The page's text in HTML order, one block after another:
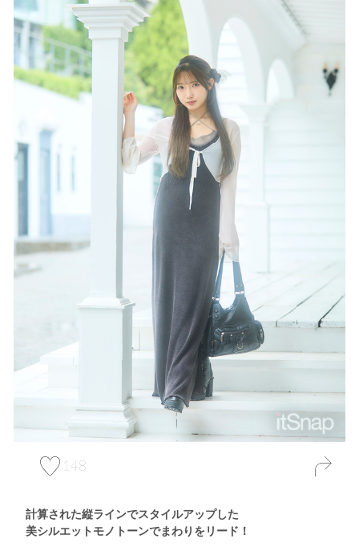
148
計算された縦ラインでスタイルアップした
美シルエットモノトーンでまわりをリード！